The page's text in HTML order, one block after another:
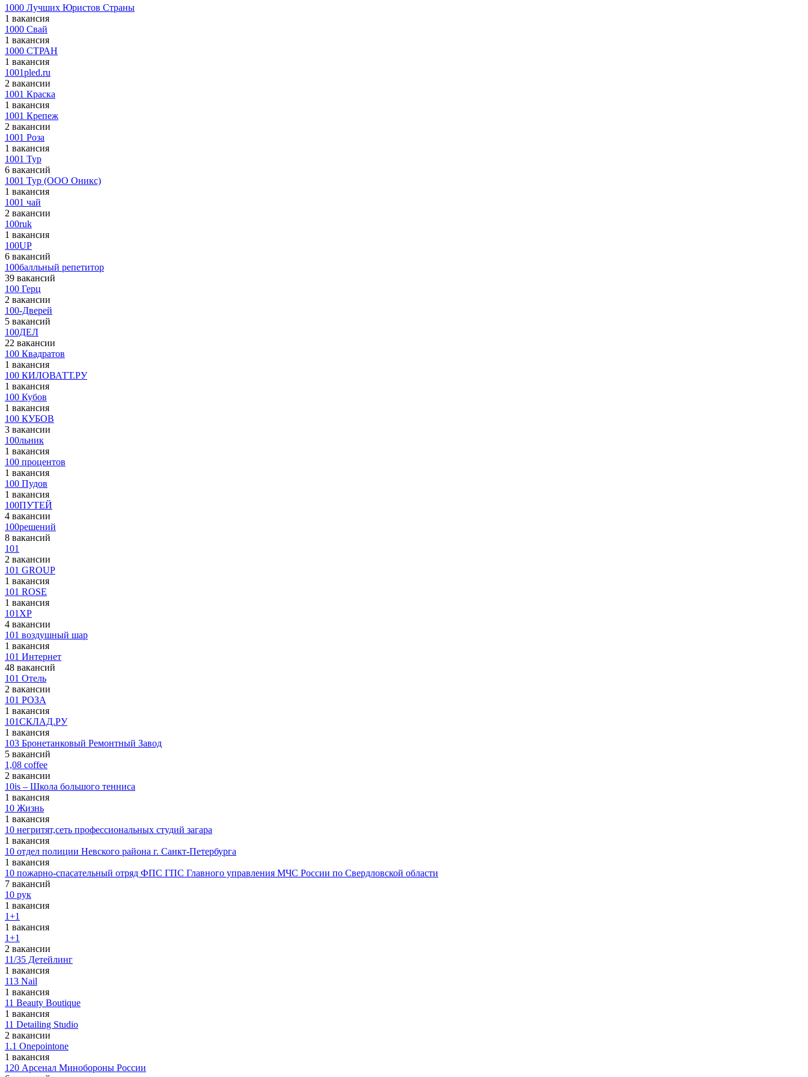
1000 Лучших Юристов Страны
1 вакансия
1000 Свай
1 вакансия
1000 СТРАН
1 вакансия
1001pled.ru
2 вакансии
1001 Краска
1 вакансия
1001 Крепеж
2 вакансии
1001 Роза
1 вакансия
1001 Тур
6 вакансий
1001 Тур (ООО Оникс)
1 вакансия
1001 чай
2 вакансии
100ruk
1 вакансия
100UP
6 вакансий
100балльный репетитор
39 вакансий
100 Герц
2 вакансии
100-Дверей
5 вакансий
100ДЕЛ
22 вакансии
100 Квадратов
1 вакансия
100 КИЛОВАТТ.РУ
1 вакансия
100 Кубов
1 вакансия
100 КУБОВ
3 вакансии
100льник
1 вакансия
100 процентов
1 вакансия
100 Пудов
1 вакансия
100ПУТЕЙ
4 вакансии
100решений
8 вакансий
101
2 вакансии
101 GROUP
1 вакансия
101 ROSE
1 вакансия
101XP
4 вакансии
101 воздушный шар
1 вакансия
101 Интернет
48 вакансий
101 Отель
2 вакансии
101 РОЗА
1 вакансия
101СКЛАД.РУ
1 вакансия
103 Бронетанковый Ремонтный Завод
5 вакансий
1,08 coffee
2 вакансии
10is – Школа большого тенниса
1 вакансия
10 Жизнь
1 вакансия
10 негритят,сеть профессиональных студий загара
1 вакансия
10 отдел полиции Невского района г. Санкт-Петербурга
1 вакансия
10 пожарно-спасательный отряд ФПС ГПС Главного управления МЧС России по Свердловской области
7 вакансий
10 рук
1 вакансия
1+1
1 вакансия
1+1
2 вакансии
11/35 Детейлинг
1 вакансия
113 Nail
1 вакансия
11 Beauty Boutique
1 вакансия
11 Detailing Studio
2 вакансии
1.1 Onepointone
1 вакансия
120 Арсенал Минобороны России